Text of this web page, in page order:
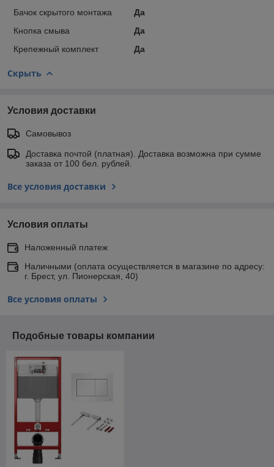
Бачок скрытого монтажа
Да
Кнопка смыва
Да
Крепежный комплект
Да
Скрыть
Условия доставки
Самовывоз
Доставка почтой (платная). Доставка возможна при сумме
заказа от 100 бел. рублей.
Все условия доставки
Условия оплаты
Наложенный платеж
Наличными (оплата осуществляется в магазине по адресу:
г. Брест, ул. Пионерская, 40)
Все условия оплаты
Подобные товары компании